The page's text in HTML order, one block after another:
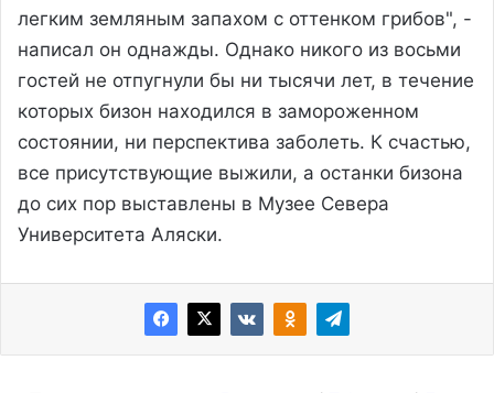
легким земляным запахом с оттенком грибов", -
написал он однажды. Однако никого из восьми
гостей не отпугнули бы ни тысячи лет, в течение
которых бизон находился в замороженном
состоянии, ни перспектива заболеть. К счастью,
все присутствующие выжили, а останки бизона
до сих пор выставлены в Музее Севера
Университета Аляски.